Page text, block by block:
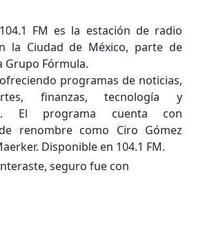
FM es la estación de radio
la Ciudad de México, parte de
Grupo Fórmula.
programas de noticias,
finanzas, tecnología y
El programa cuenta con
renombre como Ciro Gómez
Disponible en 104.1 FM.
seguro fue con